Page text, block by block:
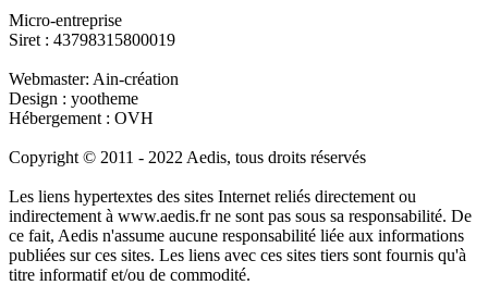
Micro-entreprise
Siret : 43798315800019
Webmaster: Ain-création
Design : yootheme
Hébergement : OVH
Copyright © 2011 - 2022 Aedis, tous droits réservés
Les liens hypertextes des sites Internet reliés directement ou
indirectement à www.aedis.fr ne sont pas sous sa responsabilité. De
ce fait, Aedis n'assume aucune responsabilité liée aux informations
publiées sur ces sites. Les liens avec ces sites tiers sont fournis qu'à
titre informatif et/ou de commodité.